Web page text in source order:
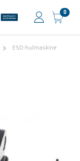
0
ESD-hulmaskine